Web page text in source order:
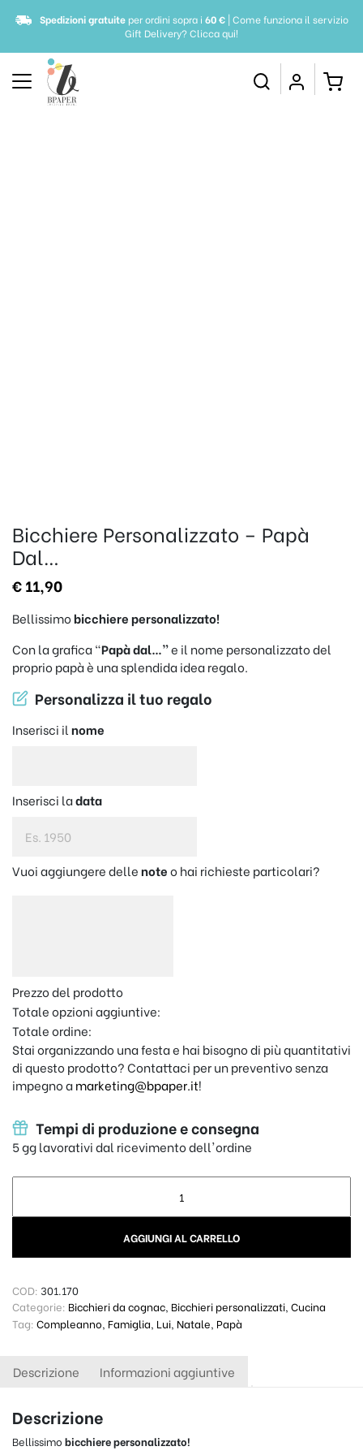
Spedizioni gratuiteper ordini sopra i 60 €| Come funziona il servizio
Gift Delivery?Clicca qui!
Bicchiere Personalizzato – Papà
Dal…
€11,90
Bellissimobicchiere personalizzato!
Con la grafica “Papà dal…”e il nome personalizzato del
proprio papà è una splendida idea regalo.
Personalizza il tuo regalo
Inserisci il nome
Inserisci ladata
Vuoi aggiungere dellenoteo hai richieste particolari?
Prezzo del prodotto
Totale opzioni aggiuntive:
Totale ordine:
Stai organizzando una festa e hai bisogno di più quantitativi
di questo prodotto? Contattaci per un preventivo senza
impegno amarketing@bpaper.it!
Tempi di produzione e consegna
5 gg lavorativi dal ricevimento dell'ordine
AGGIUNGI AL CARRELLO
COD: 301.170
Categorie: Bicchieri da cognac, Bicchieri personalizzati, Cucina
Tag: Compleanno Famiglia Lui Natale Papà
Descrizione Informazioni aggiuntive
Descrizione
Bellissimo bicchiere personalizzato!